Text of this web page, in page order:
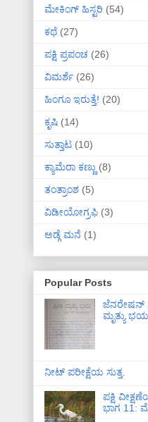
ಮೇಕಿಂಗ್ ಹಿಸ್ಟರಿ (54)
ಕಥೆ (27)
ಪಕ್ಷಿ ಪ್ರಪಂಚ (26)
ವಿಮರ್ಶೆ (26)
ಹಿಂಗೂ ಇರುತ್ತೆ! (20)
ಕೃಷಿ (14)
ಸುತ್ತಾಟ (10)
ಕ್ಯಾಮೆರಾ ಕಣ್ಣು (8)
ತಂತ್ರಾಂಶ (5)
ವಿಡೀಯೋಗ್ರಫಿ (3)
ಅಡ್ಗೆ ಮನೆ (1)
Popular Posts
ಜೆನರೇಷನ್
ಮೃತ್ಯು
ನೀಟ್ ಪರೀಕ್ಷೆಯ ಸುತ್ತ.
ಪಕ್ಷಿ
ಭಾಗ 11: